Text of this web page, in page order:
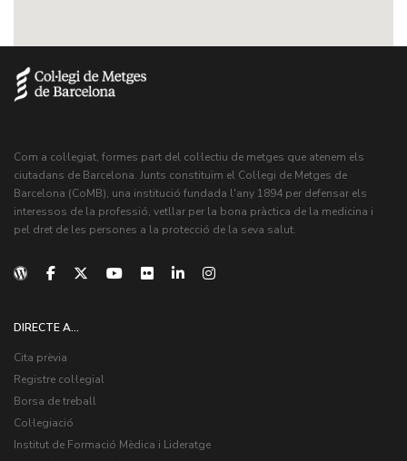
Com a col·legiat, formes part del col·lectiu de metges que atenem els
ciutadans de Barcelona. Junts constituïm el Col·legi de Metges de
Barcelona (CoMB), una institució fundada l'any 1894 per defensar els
interessos de la professió, vetllar per la bona pràctica de la medicina i
pel dret de les persones a la protecció de la seva salut.
DIRECTE A...
Cita prèvia
Registre col·legial
Borsa de treball
Col·legiació
Institut de Formació Mèdica i Lideratge